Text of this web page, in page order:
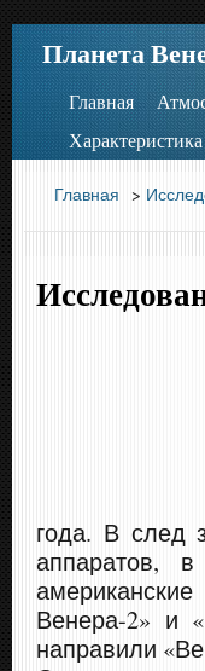
Планета
Главная
Главная >
года. В след
аппаратов,
Венера-2» и
направили